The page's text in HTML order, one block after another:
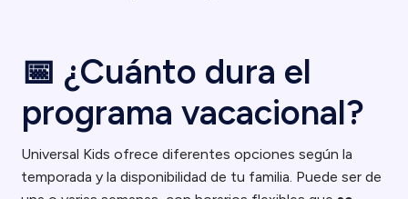
📅 ¿Cuánto dura el
programa vacacional?
Universal Kids ofrece diferentes opciones según la
temporada y la disponibilidad de tu familia. Puede ser de